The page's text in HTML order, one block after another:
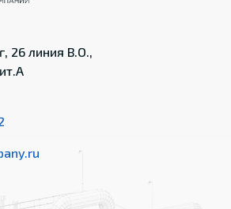
26 линия В.О.,